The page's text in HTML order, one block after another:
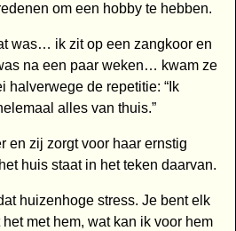
om een hobby te hebben.
was… ik zit op een zangkoor en
na een paar weken… kwam ze
halverwege de repetitie: “Ik
alles van thuis.”
en zij zorgt voor haar ernstig
huis staat in het teken daarvan.
huizenhoge stress. Je bent elk
met hem, wat kan ik voor hem